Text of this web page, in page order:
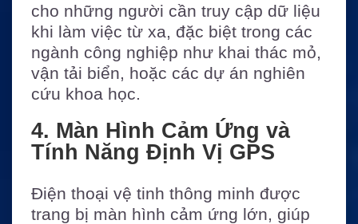
cho những người cần truy cập dữ liệu
khi làm việc từ xa, đặc biệt trong các
ngành công nghiệp như khai thác mỏ,
vận tải biển, hoặc các dự án nghiên
cứu khoa học.
4. Màn Hình Cảm Ứng và
Tính Năng Định Vị GPS
Điện thoại vệ tinh thông minh được
trang bị màn hình cảm ứng lớn, giúp